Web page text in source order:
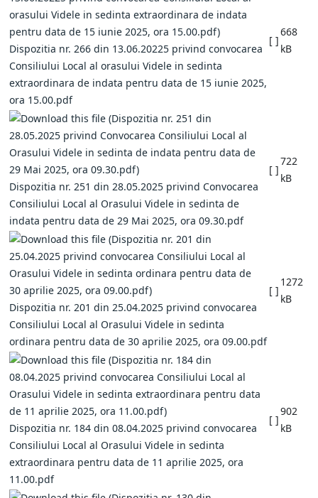
Dispozitia nr. 266 din 13.06.20225 privind convocarea
Consiliului Local al orasului Videle in sedinta
extraordinara de indata pentru data de 15 iunie 2025,
ora 15.00.pdf
[ ]
668
kB
Dispozitia nr. 251 din 28.05.2025 privind Convocarea
Consiliului Local al Orasului Videle in sedinta de
indata pentru data de 29 Mai 2025, ora 09.30.pdf
[ ]
722
kB
Dispozitia nr. 201 din 25.04.2025 privind convocarea
Consiliului Local al Orasului Videle in sedinta
ordinara pentru data de 30 aprilie 2025, ora 09.00.pdf
[ ]
1272
kB
Dispozitia nr. 184 din 08.04.2025 privind convocarea
Consiliului Local al Orasului Videle in sedinta
extraordinara pentru data de 11 aprilie 2025, ora
11.00.pdf
[ ]
902
kB